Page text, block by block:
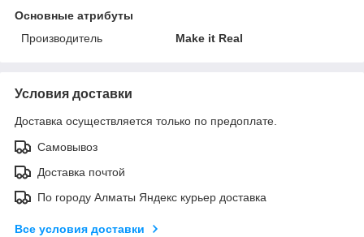
Основные атрибуты
Производитель
Make it Real
Условия доставки
Доставка осуществляется только по предоплате.
Самовывоз
Доставка почтой
По городу Алматы Яндекс курьер доставка
Все условия доставки